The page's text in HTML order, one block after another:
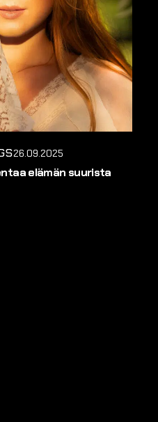
26.09.2025
elämän suurista